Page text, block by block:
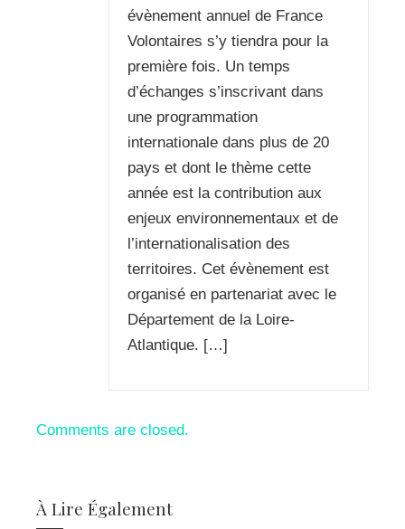
évènement annuel de France
Volontaires s’y tiendra pour la
première fois. Un temps
d’échanges s’inscrivant dans
une programmation
internationale dans plus de 20
pays et dont le thème cette
année est la contribution aux
enjeux environnementaux et de
l’internationalisation des
territoires. Cet évènement est
organisé en partenariat avec le
Département de la Loire-
Atlantique. […]
Comments are closed.
À Lire Également